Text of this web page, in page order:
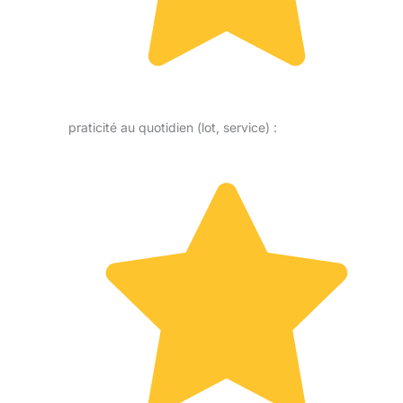
praticité au quotidien (lot, service) :